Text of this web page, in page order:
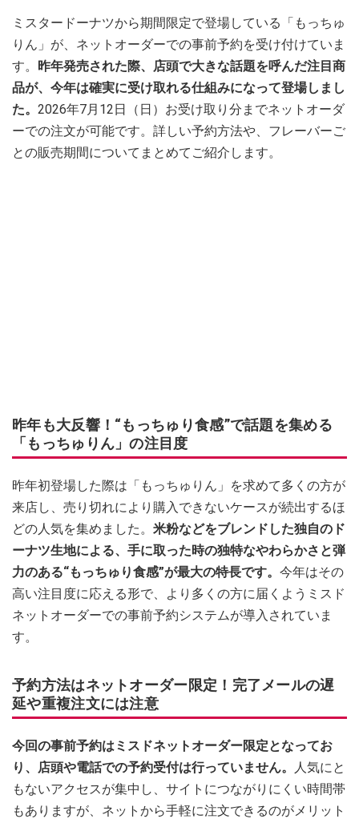
ミスタードーナツから期間限定で登場している「もっちゅ
りん」が、ネットオーダーでの事前予約を受け付けていま
す。 昨年発売された際、店頭で大きな話題を呼んだ注目商
品が、今年は確実に受け取れる仕組みになって登場しまし
た。 2026年7月12日（日）お受け取り分までネットオーダ
ーでの注文が可能です。詳しい予約方法や、フレーバーご
との販売期間についてまとめてご紹介します。
昨年も大反響！“もっちゅり食感”で話題を集める
「もっちゅりん」の注目度
昨年初登場した際は「もっちゅりん」を求めて多くの方が
来店し、売り切れにより購入できないケースが続出するほ
どの人気を集めました。 米粉などをブレンドした独自のド
ーナツ生地による、手に取った時の独特なやわらかさと弾
力のある“もっちゅり食感”が最大の特長です。 今年はその
高い注目度に応える形で、より多くの方に届くようミスド
ネットオーダーでの事前予約システムが導入されていま
す。
予約方法はネットオーダー限定！完了メールの遅
延や重複注文には注意
今回の事前予約はミスドネットオーダー限定となってお
り、店頭や電話での予約受付は行っていません。
人気にと
もないアクセスが集中し、サイトにつながりにくい時間帯
もありますが、ネットから手軽に注文できるのがメリット